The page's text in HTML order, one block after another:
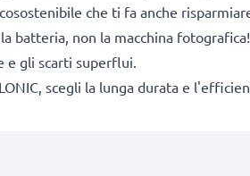
che ti fa anche
batteria, non la macchina
e gli scarti superflui.
scegli la lunga durata e